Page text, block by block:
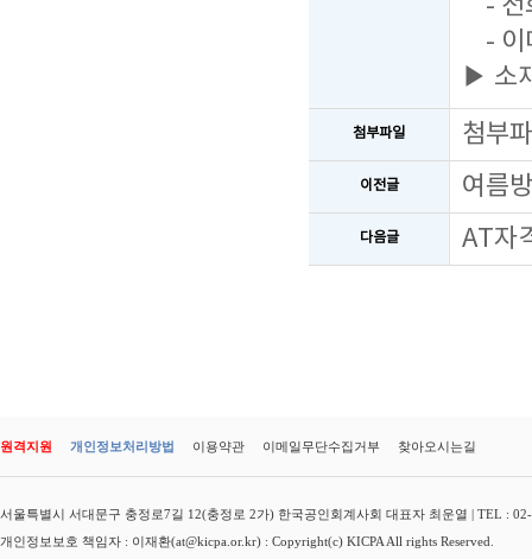
- 전
- 이
▶ 소
첨부파일 첨부
이전글 여름
다음글 AT자
원격지원 개인정보처리방법 이용약관 이메일무단수집거부 찾아오시는길
서울특별시 서대문구 충정로7길 12(충정로 2가) 한국공인회계사회 대표자 최운열 | TEL :
개인정보보호 책임자 : 이재환(at@kicpa.or.kr) : Copyright(c) KICPA All rights Reserved.